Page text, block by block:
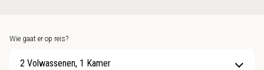
Wie gaat er op reis?
2 Volwassenen, 1 Kamer